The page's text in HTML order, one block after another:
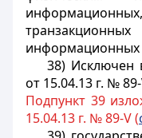
информационных
38) Исключен
от 15.04.13 г. №
Подпункт 39
15.04.13 г. № 89-V (